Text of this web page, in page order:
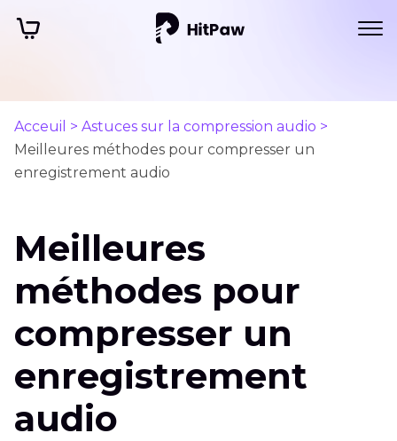
Acceuil > Astuces sur la compression audio >
Meilleures méthodes pour compresser un
enregistrement audio
Meilleures
méthodes pour
compresser un
enregistrement
audio